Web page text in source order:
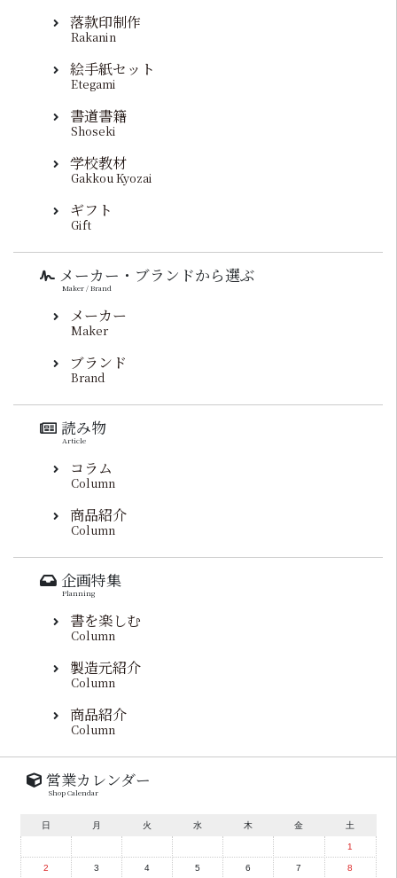
落款印制作
Rakanin
絵手紙セット
Etegami
書道書籍
Shoseki
学校教材
Gakkou Kyozai
ギフト
Gift
メーカー・ブランドから選ぶ
Maker / Brand
メーカー
Maker
ブランド
Brand
読み物
Article
コラム
Column
商品紹介
Column
企画特集
Planning
書を楽しむ
Column
製造元紹介
Column
商品紹介
Column
営業カレンダー
Shop Calendar
日 月 火 水 木 金 土
1
2 3 4 5 6 7 8